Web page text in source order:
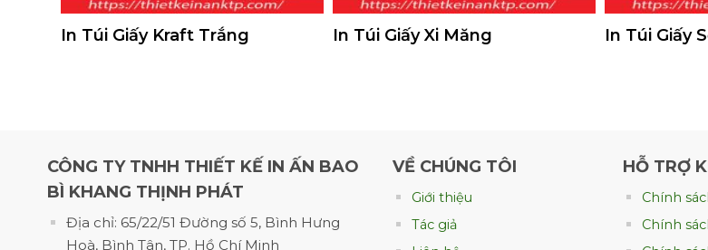
1. Vì sao túi giấy kraft được nhiều thương hiệu lựa
Một chiếc túi giấy không chỉ dùng để đựng sản phẩm mà còn là công cụ giúp khách
đơn giản lại chính là điểm tạo nên khác biệt.
In Túi Giấy Kraft Trắng In Túi Giấy Xi Măng In Túi Giấy
CÔNG TY TNHH THIẾT KẾ IN ẤN BAO
BÌ KHANG THỊNH PHÁT
Địa chỉ: 65/22/51 Đường số 5, Bình Hưng
Hoà, Bình Tân, TP. Hồ Chí Minh
VỀ CHÚNG TÔI
Giới thiệu
Tác giả
HỖ TRỢ
Chính
Chính